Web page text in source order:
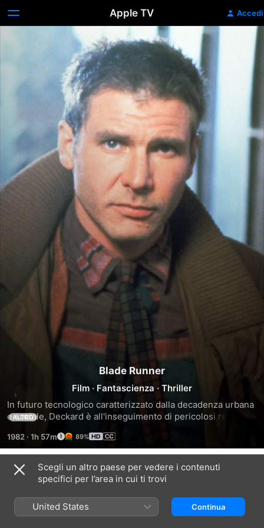
Apple TV Accedi
Blade Runner
Film · Fantascienza · Thriller
In futuro tecnologico caratterizzato dalla decadenza urbana
e sociale, Deckard è all'inseguimento di pericolosi replicanti
ALTRO
1982 · 1h 57m 89%
Trailer
Scegli un altro paese per vedere i contenuti
specifici per l’area in cui ti trovi
United States Continua